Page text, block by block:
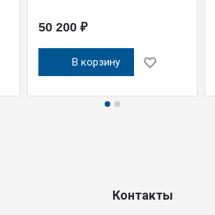
50 200 ₽
В корзину
Контакты